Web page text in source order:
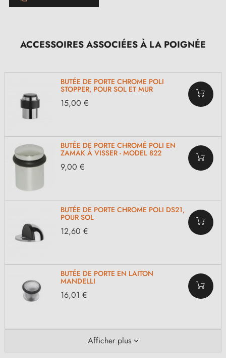
ACCESSOIRES ASSOCIÉES À LA POIGNÉE
BUTÉE DE PORTE CHROME POLI
STOPPER, POUR SOL ET MUR
15,00 €
BUTÉE DE PORTE CHROMÉ POLI EN
ZAMAK À VISSER - MODEL 822
9,00 €
BUTÉE DE PORTE CHROME POLI DS21,
POUR SOL
12,60 €
BUTÉE DE PORTE EN LAITON
MANDELLI
16,01 €
Afficher plus